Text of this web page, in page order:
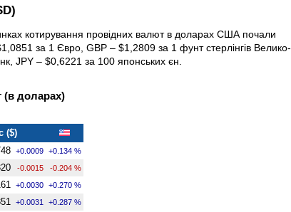
котирування провідних валют в доларах США почали
за 1 Євро, GBP – $1,2809 за 1 фунт стерлінгів Велико­
JPY – $0,6221 за 100 японських єн.
(в доларах)
($)
+0.0009 +0.134 %
-0.0015 -0.204 %
+0.0030 +0.270 %
+0.0031 +0.287 %